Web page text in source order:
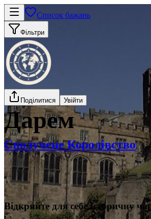
Список бажань
Фільтри
Поділитися Увійти
Дарем
Сполучене Королівство
Відкрийте для себе історичну